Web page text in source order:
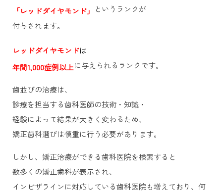
「レッドダイヤモンド」
というランクが
付与されます。
レッドダイヤモンドは
年間1,000症例以上に与えられるランクです。
歯並びの治療は、
診療を担当する歯科医師の技術・知識・
経験によって結果が大きく変わるため、
矯正歯科選びは慎重に行う必要があります。
しかし、矯正治療ができる歯科医院を検索すると
数多くの矯正歯科が表示され、
インビザラインに対応している歯科医院も増えており、何